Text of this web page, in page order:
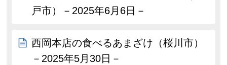
戸市）－2025年6月6日－
西岡本店の食べるあまざけ（桜川市）
－2025年5月30日－